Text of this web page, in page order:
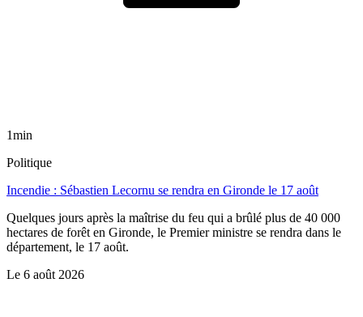
1min
Politique
Incendie : Sébastien Lecornu se rendra en Gironde le 17 août
Quelques jours après la maîtrise du feu qui a brûlé plus de 40 000
hectares de forêt en Gironde, le Premier ministre se rendra dans le
département, le 17 août.
Le 6 août 2026